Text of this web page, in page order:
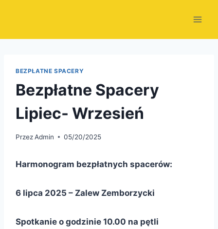
BEZPŁATNE SPACERY
Bezpłatne Spacery
Lipiec- Wrzesień
PrzezAdmin 05/20/2025
Harmonogram bezpłatnych spacerów:
6 lipca 2025 – Zalew Zemborzycki
Spotkanie o godzinie 10.00 na pętli